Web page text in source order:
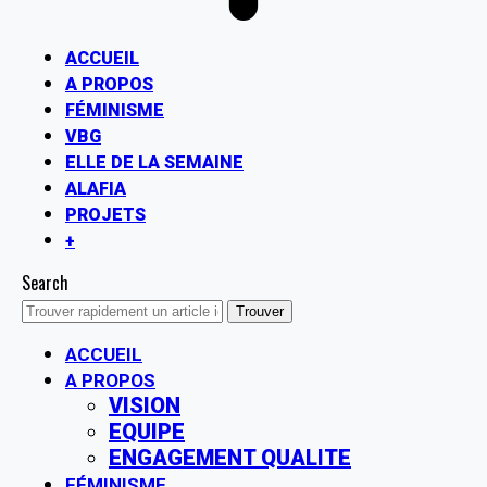
ACCUEIL
A PROPOS
FÉMINISME
VBG
ELLE DE LA SEMAINE
ALAFIA
PROJETS
+
Search
ACCUEIL
A PROPOS
VISION
EQUIPE
ENGAGEMENT QUALITE